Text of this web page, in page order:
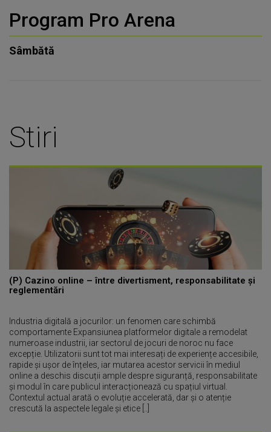
Program Pro Arena
Sâmbătă
Stiri
(P) Cazino online – între divertisment, responsabilitate și
reglementări
Industria digitală a jocurilor: un fenomen care schimbă
comportamente Expansiunea platformelor digitale a remodelat
numeroase industrii, iar sectorul de jocuri de noroc nu face
excepție. Utilizatorii sunt tot mai interesați de experiențe accesibile,
rapide și ușor de înțeles, iar mutarea acestor servicii în mediul
online a deschis discuții ample despre siguranță, responsabilitate
și modul în care publicul interacționează cu spațiul virtual.
Contextul actual arată o evoluție accelerată, dar și o atenție
crescută la aspectele legale și etice [..]